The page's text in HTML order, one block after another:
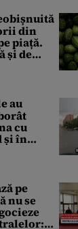
din
piață.
și de
au
cu
și în
pe
nu se